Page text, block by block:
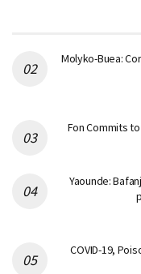
Molyko-Buea:
Fon Commits
Yaounde:
COVID-19,